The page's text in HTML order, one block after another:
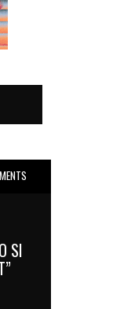
SI